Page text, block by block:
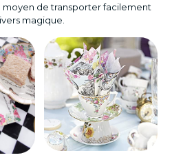
moyen de transporter facilement
magique.